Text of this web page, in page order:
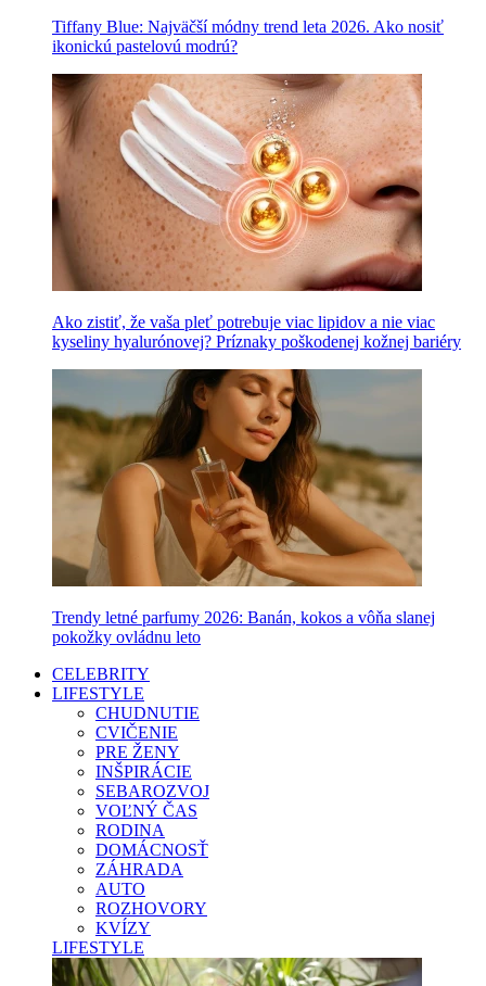
Tiffany Blue: Najväčší módny trend leta 2026. Ako nosiť
ikonickú pastelovú modrú?
Ako zistiť, že vaša pleť potrebuje viac lipidov a nie viac
kyseliny hyalurónovej? Príznaky poškodenej kožnej bariéry
Trendy letné parfumy 2026: Banán, kokos a vôňa slanej
pokožky ovládnu leto
CELEBRITY
LIFESTYLE
CHUDNUTIE
CVIČENIE
PRE ŽENY
INŠPIRÁCIE
SEBAROZVOJ
VOĽNÝ ČAS
RODINA
DOMÁCNOSŤ
ZÁHRADA
AUTO
ROZHOVORY
KVÍZY
LIFESTYLE